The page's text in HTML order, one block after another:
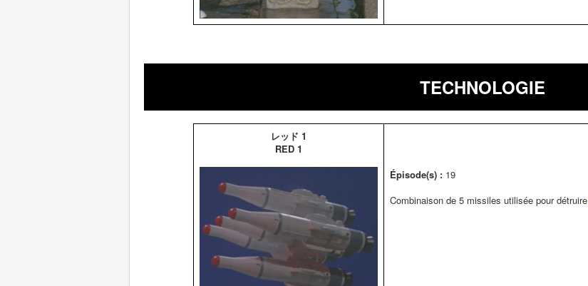
TECHNOLOGIE
レッド 1
RED 1
Épisode(s) : 19
Combinaison de 5 missiles utilisée pour détruire